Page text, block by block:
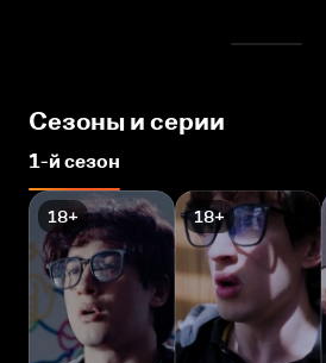
Сезоны и серии
1-й сезон
18+ 18+